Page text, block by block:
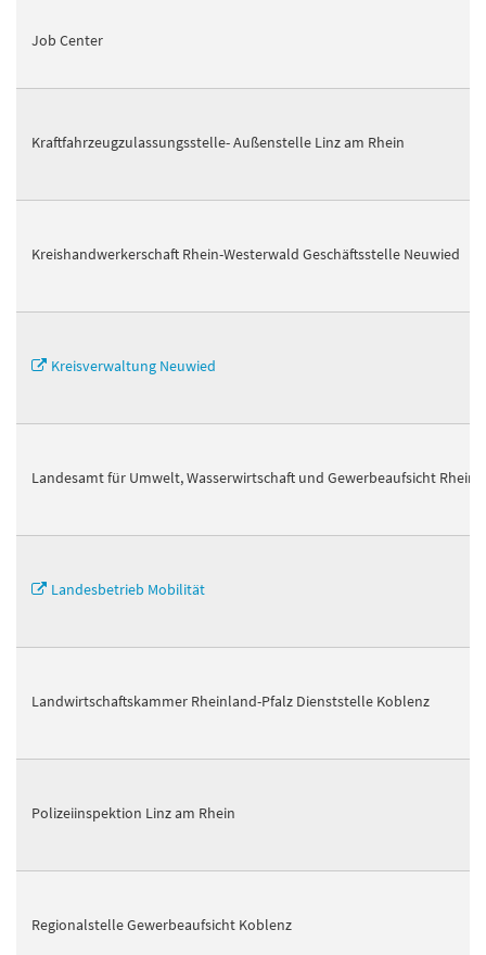
Job Center
Kraftfahrzeugzulassungsstelle- Außenstelle Linz am Rhein
Kreishandwerkerschaft Rhein-Westerwald Geschäftsstelle Neuwied
Kreisverwaltung Neuwied
Landesamt für Umwelt, Wasserwirtschaft und Gewerbeaufsicht
Landesbetrieb Mobilität
Landwirtschaftskammer Rheinland-Pfalz Dienststelle Koblenz
Polizeiinspektion Linz am Rhein
Regionalstelle Gewerbeaufsicht Koblenz